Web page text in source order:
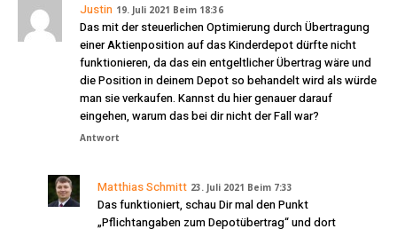
Justin 19. Juli 2021 Beim 18:36
Das mit der steuerlichen Optimierung durch Übertragung
einer Aktienposition auf das Kinderdepot dürfte nicht
funktionieren, da das ein entgeltlicher Übertrag wäre und
die Position in deinem Depot so behandelt wird als würde
man sie verkaufen. Kannst du hier genauer darauf
eingehen, warum das bei dir nicht der Fall war?
Antwort
Matthias Schmitt 23. Juli 2021 Beim 7:33
Das funktioniert, schau Dir mal den Punkt
„Pflichtangaben zum Depotübertrag“ und dort